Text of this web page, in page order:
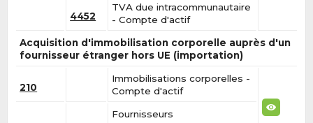
4452
TVA due intracommunautaire
- Compte d'actif
Acquisition d'immobilisation corporelle auprès d'un
fournisseur étranger hors UE (importation)
210
Immobilisations corporelles -
Compte d'actif
Fournisseurs